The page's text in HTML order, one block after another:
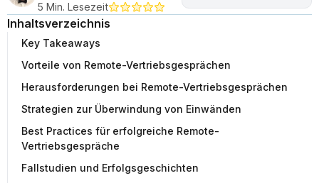
5 Min. Lesezeit
Inhaltsverzeichnis
Key Takeaways
Vorteile von Remote-Vertriebsgesprächen
Herausforderungen bei Remote-Vertriebsgesprächen
Strategien zur Überwindung von Einwänden
Best Practices für erfolgreiche Remote-
Vertriebsgespräche
Fallstudien und Erfolgsgeschichten